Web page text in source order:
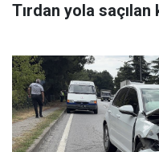
Tırdan yola saçılan